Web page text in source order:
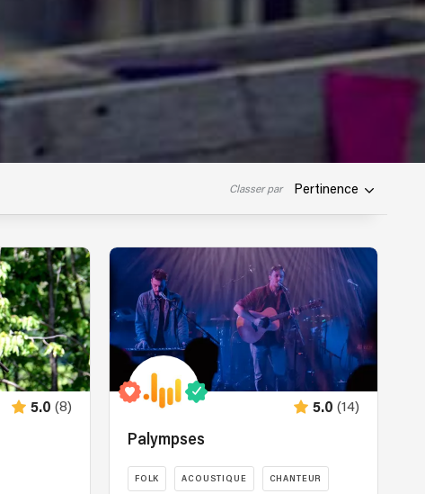
Classer par Pertinence
5.0 (8) 5.0 (14)
Palympses
FOLK ACOUSTIQUE CHANTEUR